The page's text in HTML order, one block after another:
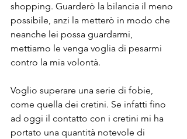
shopping. Guarderò la bilancia il meno
possibile, anzi la metterò in modo che
neanche lei possa guardarmi,
mettiamo le venga voglia di pesarmi
contro la mia volontà.
Voglio superare una serie di fobie,
come quella dei cretini. Se infatti fino
ad oggi il contatto con i cretini mi ha
portato una quantità notevole di